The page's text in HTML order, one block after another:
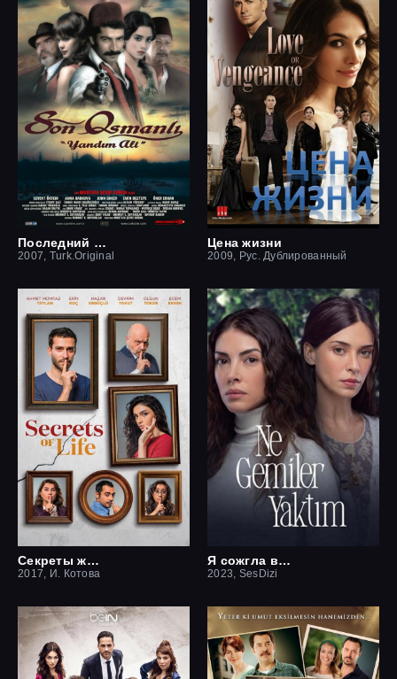
Последний оттоман: Яндим Али
2007, Turk.Original
Цена жизни
2009, Рус. Дублированный
Секреты жизни
2017, И. Котова
Я сожгла все мосты / Какие корабли я сжёг
2023, SesDizi